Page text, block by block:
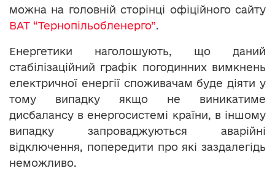
можна на головній сторінці офіційного сайту
ВАТ “Тернопільобленерго”.
Енергетики наголошують, що даний
стабілізаційний графік погодинних вимкнень
електричної енергії споживачам буде діяти у
тому випадку якщо не виникатиме
дисбалансу в енергосистемі країни, в іншому
випадку запроваджуються аварійні
відключення, попередити про які заздалегідь
неможливо.